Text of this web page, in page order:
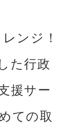
ンジ！
た⾏政
援サー
ての取